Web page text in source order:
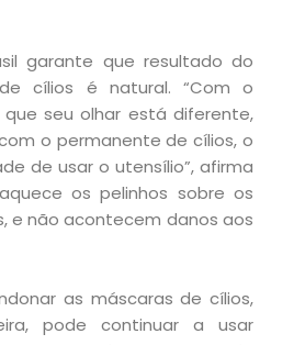
garante que resultado do
cílios é natural. “Com o
seu olhar está diferente,
o permanente de cílios, o
de usar o utensílio”, afirma
os pelinhos sobre os
e não acontecem danos aos
as máscaras de cílios,
pode continuar a usar